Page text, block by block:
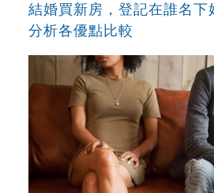
結婚買新房，登記在誰名下
分析各優點比較